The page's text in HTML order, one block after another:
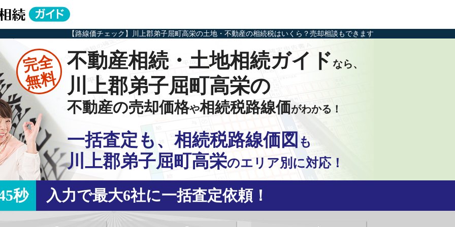
【路線価チェック】川上郡弟子屈町高栄の土地・不動産の相続税はいくら？売却相談もできます
完全
無料
不動産相続・土地相続ガイドなら、
川上郡弟子屈町高栄の
不動産の売却価格や相続税路線価がわかる！
一括査定も、相続税路線価図 も
川上郡弟子屈町高栄のエリア別に対応！
秒 入力で最大6社に一括査定依頼！